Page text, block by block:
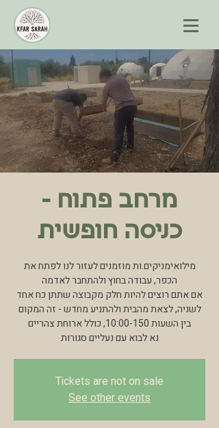
מרחב פתוח -
כניסה חופשית
מילואימניקים.ות מוזמנים לעזור לנו לפתח את
הכפר, עבודה בחוץ ולהתחבר לאדמה
אם אתם רוצים להיות חלק מקבוצה שתתן כח אחד
לשניה, לצאת מהבית ולהתניע מחדש - זה המקום
בין השעות 10:00-150, כולל ארוחת צהריים
נא לבוא עם נעליים סגורות
Tickets are not on sale
See other events